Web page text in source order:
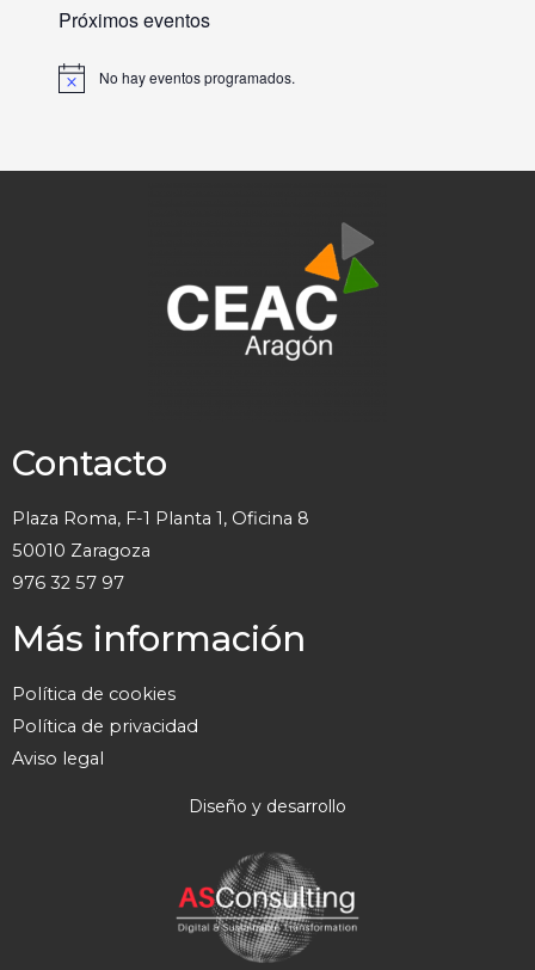
Próximos eventos
A
No hay eventos programados.
Contacto
Plaza Roma, F-1 Planta 1, Oficina 8
50010 Zaragoza
976 32 57 97
Más información
Política de cookies
Política de privacidad
Aviso legal
Diseño y desarrollo